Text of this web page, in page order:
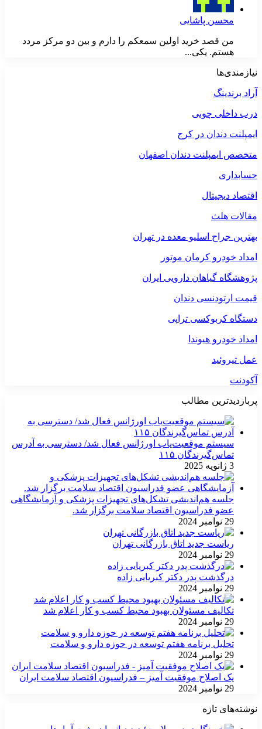
محسن پاشایی
من قصد خرید اولین سمعکم را دارم و بین دو مرکز مردد
هستم. یکی...
نیازمندی‌ها
آراد برندینگ
درب داخلی چوبی
ایمپلنت دندان در کرج
متخصص ایمپلنت دندان اصفهان
حسابداری
اقتصاد دیجیتال
مقالات هلث
بهترین جراح اسلیو معده در تهران
امداد خودرو کرمان موتور
پژوهشگاه گیاهان دارویی ایران
قیمت ارتودنسی دندان
دستگاه کربوکسی تراپی
امداد خودرو هیوندا
عمل تیروئید
آکودنت
پربازدیدترین مطالب
سیستم موقعیت‌یاب اورژانس فعال شد/ دسترسی به آدرس
تماس‌گیرندگان ۱۱۵
3 ژانویه 2025
جلسه هم‌اندیشی تشکل‌های تجهیزات پزشکی و آزمایشگاهی
عضو فدراسیون اقتصاد سلامت برگزار شد.
29 نوامبر 2024
ریاست جدید اتاق بازرگانی تهران
29 نوامبر 2024
درگذشت پدر دکتر کبریایی زاده
29 نوامبر 2024
تکالیف مسئولان بهبود محیط کسب و کار اعلام شد
29 نوامبر 2024
تحلیل برنامه هفتم توسعه در حوزه دارو و سلامت
29 نوامبر 2024
یک اصلاح موفقیت آمیز – فدراسیون اقتصاد سلامت ایران
29 نوامبر 2024
نوشته‌های تازه